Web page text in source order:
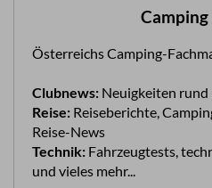
Camping
Österreichs Camping-
Clubnews: Neuigkeiten rund
Reise: Reiseberichte,
Reise-News
Technik: Fahrzeugtests,
und vieles mehr...